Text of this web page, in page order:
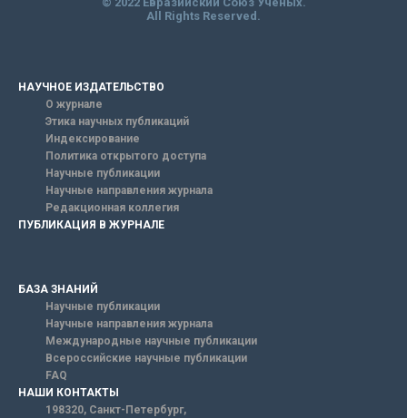
All Rights Reserved.
НАУЧНОЕ ИЗДАТЕЛЬСТВО
О журнале
Этика научных публикаций
Индексирование
Политика открытого доступа
Научные публикации
Научные направления журнала
Редакционная коллегия
ПУБЛИКАЦИЯ В ЖУРНАЛЕ
БАЗА ЗНАНИЙ
Научные публикации
Научные направления журнала
Международные научные публикации
Всероссийские научные публикации
FAQ
НАШИ КОНТАКТЫ
198320, Санкт-Петербург,